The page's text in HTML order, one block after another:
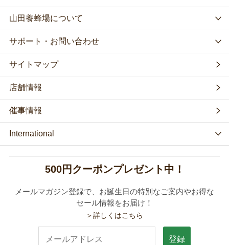
山田養蜂場について
サポート・お問い合わせ
サイトマップ
店舗情報
催事情報
International
500円クーポンプレゼント中！
メールマガジン登録で、お誕生日の特別なご案内やお得な
セール情報をお届け！
＞詳しくはこちら
登録